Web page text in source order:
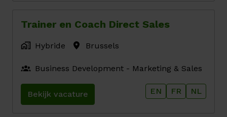
Trainer en Coach Direct Sales
Hybride Brussels
Business Development - Marketing & Sales
Bekijk vacature EN FR NL